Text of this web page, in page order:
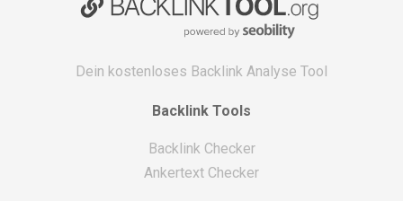
Dein kostenloses Backlink Analyse Tool
Backlink Tools
Backlink Checker
Ankertext Checker